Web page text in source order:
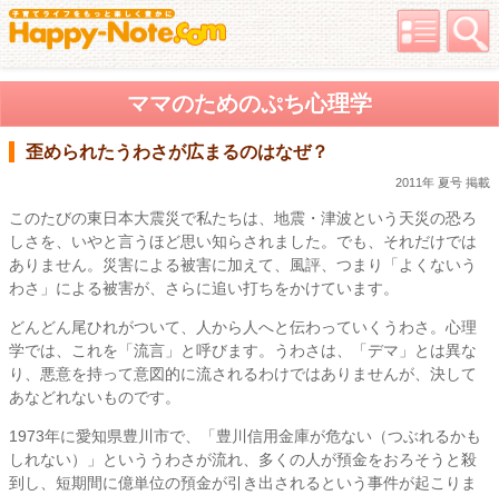
ママのためのぷち心理学
歪められたうわさが広まるのはなぜ？
2011年 夏号 掲載
このたびの東日本大震災で私たちは、地震・津波という天災の恐ろ
しさを、いやと言うほど思い知らされました。でも、それだけでは
ありません。災害による被害に加えて、風評、つまり「よくないう
わさ」による被害が、さらに追い打ちをかけています。
どんどん尾ひれがついて、人から人へと伝わっていくうわさ。心理
学では、これを「流言」と呼びます。うわさは、「デマ」とは異な
り、悪意を持って意図的に流されるわけではありませんが、決して
あなどれないものです。
1973年に愛知県豊川市で、「豊川信用金庫が危ない（つぶれるかも
しれない）」といううわさが流れ、多くの人が預金をおろそうと殺
到し、短期間に億単位の預金が引き出されるという事件が起こりま